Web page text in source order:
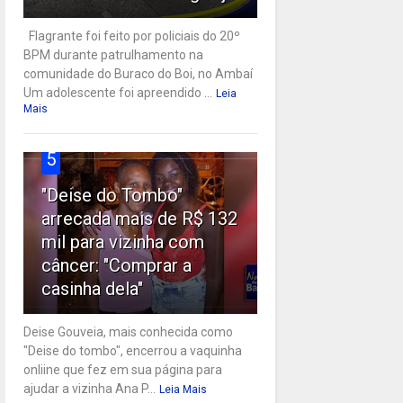
Flagrante foi feito por policiais do 20º
BPM durante patrulhamento na
comunidade do Buraco do Boi, no Ambaí
Um adolescente foi apreendido ...
Leia
Mais
5
"Deise do Tombo"
arrecada mais de R$ 132
mil para vizinha com
câncer: "Comprar a
casinha dela"
Deise Gouveia, mais conhecida como
"Deise do tombo", encerrou a vaquinha
onliine que fez em sua página para
ajudar a vizinha Ana P...
Leia Mais